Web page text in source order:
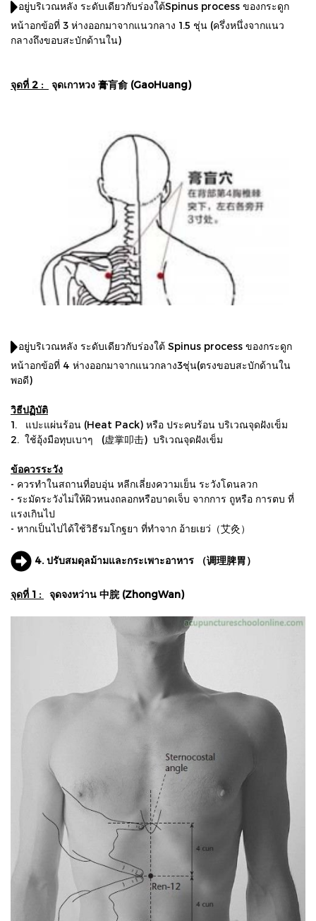
อยู่บริเวณหลัง ระดับเดียวกับร่องใต้Spinus process ของกระดูก
หน้าอกข้อที่ 3 ห่างออกมาจากแนวกลาง 1.5 ชุ่น (ครึ่งหนึ่งจากแนว
กลางถึงขอบสะบักด้านใน)
จุดที่ 2 : จุดเกาหวง 膏肓俞 (GaoHuang)
อยู่บริเวณหลัง ระดับเดียวกับร่องใต้ Spinus process ของกระดูก
หน้าอกข้อที่ 4 ห่างออกมาจากแนวกลาง3ชุ่น(ตรงขอบสะบักด้านใน
พอดี)
วิธีปฏิบัติ
1. แปะแผ่นร้อน (Heat Pack) หรือ ประคบร้อน บริเวณจุดฝังเข็ม
2. ใช้อุ้งมือทุบเบาๆ (虚掌叩击) บริเวณจุดฝังเข็ม
ข้อควรระวัง
- ควรทําในสถานที่อบอุ่น หลีกเลี่ยงความเย็น ระวังโดนลวก
- ระมัดระวังไม่ให้ผิวหนงถลอกหรือบาดเจ็บ จากการ ถูหรือ การตบ ที่
แรงเกินไป
- หากเป็นไปได้ใช้วิธีรมโกฐยา ที่ทําจาก อ้ายเยว่（艾灸）
4. ปรับสมดุลม้ามและกระเพาะอาหาร （调理脾胃）
จุดที่ 1 : จุดจงหว่าน 中脘 (ZhongWan)